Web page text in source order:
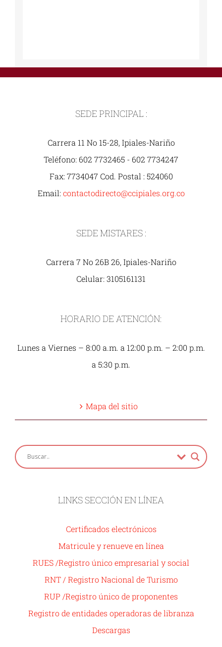
SEDE PRINCIPAL :
Carrera 11 No 15-28, Ipiales-Nariño
Teléfono: 602 7732465 - 602 7734247
Fax: 7734047 Cod. Postal : 524060
Email: contactodirecto@ccipiales.org.co
SEDE MISTARES :
Carrera 7 No 26B 26, Ipiales-Nariño
Celular: 3105161131
HORARIO DE ATENCIÓN:
Lunes a Viernes – 8:00 a.m. a 12:00 p.m. – 2:00 p.m.
a 5:30 p.m.
Mapa del sitio
LINKS SECCIÓN EN LÍNEA
Certificados electrónicos
Matricule y renueve en línea
RUES /Registro único empresarial y social
RNT / Registro Nacional de Turismo
RUP /Registro único de proponentes
Registro de entidades operadoras de libranza
Descargas